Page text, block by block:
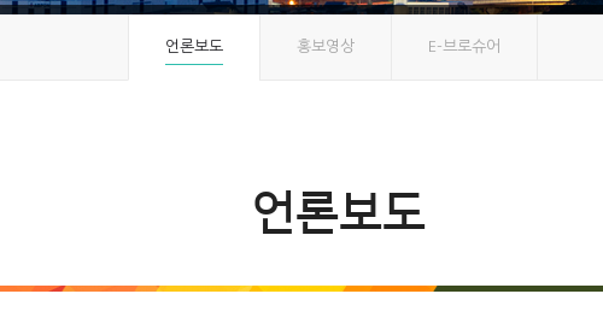
언론보도 홍보영상 E-브로슈어
언론보도